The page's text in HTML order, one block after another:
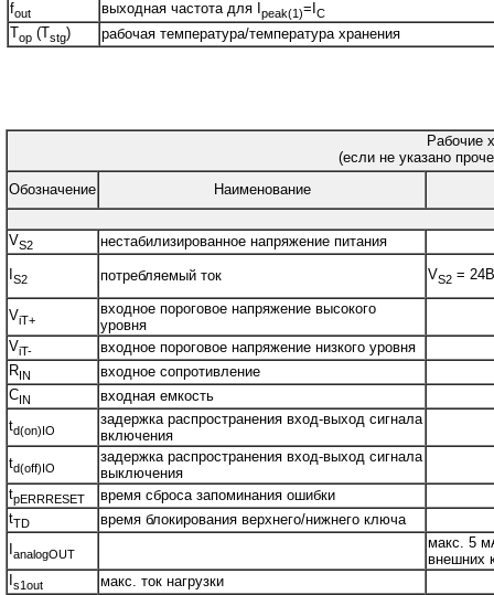
fout выходная частота для I peak(1)=I C
Top (Tstg) рабочая температура/температура хранения
Рабочие
(если не указано
Обозначение
Наименование
VS2
нестабилизированное напряжение питания
S2 потребляемый ток VS2 = 24В
ViT+
входное пороговое напряжение высокого
уровня
ViT-
входное пороговое напряжение низкого уровня
RIN
входное сопротивление
CIN
входная емкость
td(on)IO
задержка распространения вход-выход сигнала
включения
td(off)IO
задержка распространения вход-выход сигнала
выключения
tpERRRESET
время сброса запоминания ошибки
tTD
время блокирования верхнего/нижнего ключа
analogOUT
макс. 5
внешних
s1out
макс. ток нагрузки